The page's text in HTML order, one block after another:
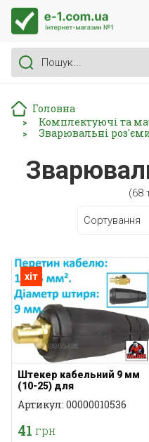
Головна
> Комплектуючі та
> Зварювальні
(68
Сортування
хіт
Штекер кабельний 9 мм
(10-25) для
Артикул: 00000010536
41 грн